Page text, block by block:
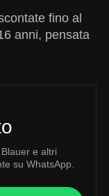
fino al
anni, pensata
e altri
su WhatsApp.